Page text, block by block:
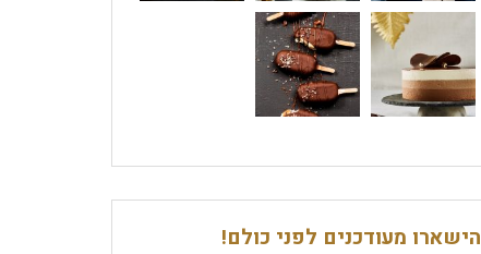
הישארו מעודכנים לפני כולם!